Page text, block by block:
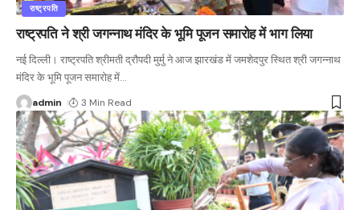
राष्ट्रपति
राष्ट्रपति ने श्री जगन्नाथ मंदिर के भूमि पूजन समारोह में भाग लिया
नई दिल्ली। राष्ट्रपति श्रीमती द्रौपदी मुर्मु ने आज झारखंड में जमशेदपुर स्थित श्री जगन्नाथ
मंदिर के भूमि पूजन समारोह में…
admin 3 Min Read